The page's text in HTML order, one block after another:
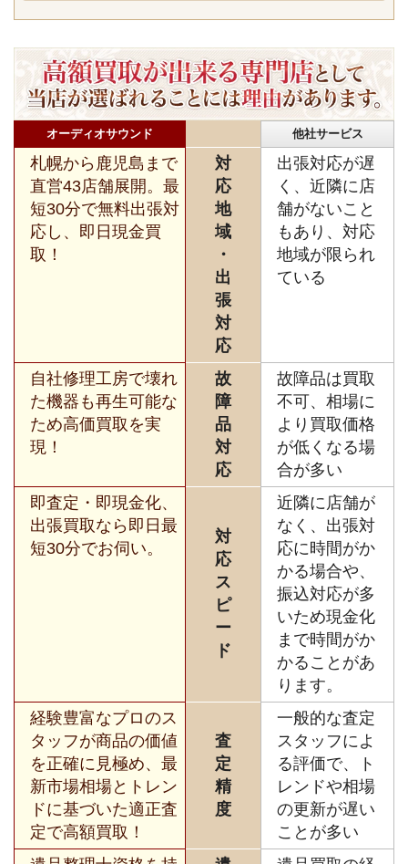
オーディオサウンド 他社サービス
札幌から鹿児島まで
直営43店舗展開。最
短30分で無料出張対
応し、即日現金買
取！
対
応
地
域
・
出
張
対
応
出張対応が遅
く、近隣に店
舗がないこと
もあり、対応
地域が限られ
ている
自社修理工房で壊れ
た機器も再生可能な
ため高価買取を実
現！
故
障
品
対
応
故障品は買取
不可、相場に
より買取価格
が低くなる場
合が多い
即査定・即現金化、
出張買取なら即日最
短30分でお伺い。
対
応
ス
ピ
ー
ド
近隣に店舗が
なく、出張対
応に時間がか
かる場合や、
振込対応が多
いため現金化
まで時間がか
かることがあ
ります。
経験豊富なプロのス
タッフが商品の価値
を正確に見極め、最
新市場相場とトレン
ドに基づいた適正査
定で高額買取！
査
定
精
度
一般的な査定
スタッフによ
る評価で、ト
レンドや相場
の更新が遅い
ことが多い